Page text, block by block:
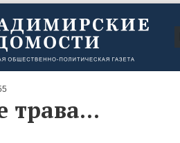
трава...